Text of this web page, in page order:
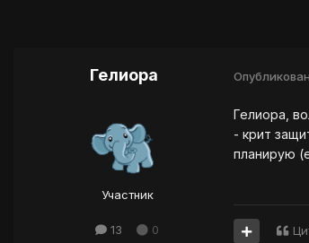
Гелиора
Участник
13 0
Гелиора,
- крит
планирую